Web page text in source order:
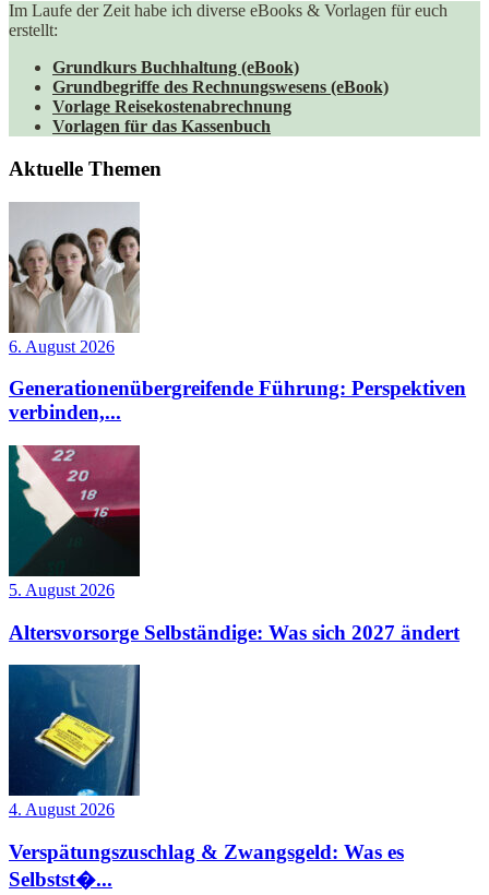
Im Laufe der Zeit habe ich diverse eBooks & Vorlagen für euch
erstellt:
Grundkurs Buchhaltung (eBook)
Grundbegriffe des Rechnungswesens (eBook)
Vorlage Reisekostenabrechnung
Vorlagen für das Kassenbuch
Aktuelle Themen
6. August 2026
Generationenübergreifende Führung: Perspektiven
verbinden,...
5. August 2026
Altersvorsorge Selbständige: Was sich 2027 ändert
4. August 2026
Verspätungszuschlag & Zwangsgeld: Was es
Selbstst�...